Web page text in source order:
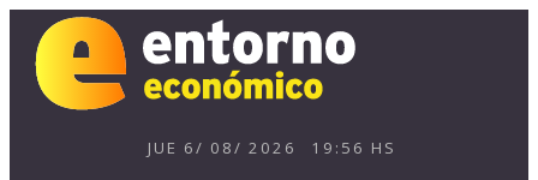
JUE 6/ 08/ 2026 19:56 HS